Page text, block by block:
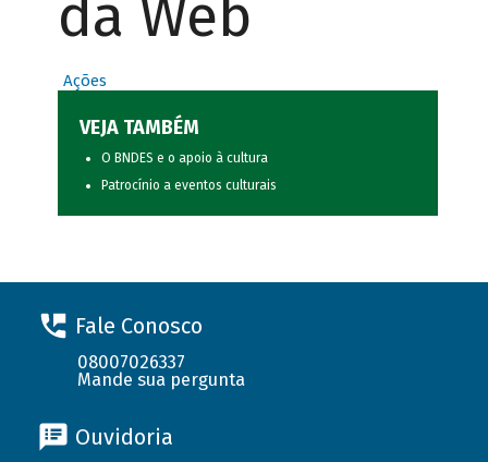
da Web
Ações
VEJA TAMBÉM
O BNDES e o apoio à cultura
Patrocínio a eventos culturais
Fale Conosco
08007026337
Mande sua pergunta
Ouvidoria